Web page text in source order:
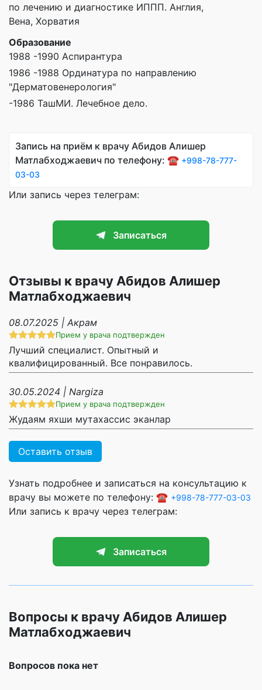
по лечению и диагностике ИППП. Англия,
Вена, Хорватия
Образование
1988 -1990 Аспирантура
1986 -1988 Ординатура по направлению
"Дерматовенерология"
-1986 ТашМИ. Лечебное дело.
Запись на приём к врачу Абидов Алишер
Матлабходжаевич по телефону: ☎️ +998-78-777-
03-03
Или запись через телеграм:
Записаться
Отзывы к врачу Абидов Алишер
Матлабходжаевич
08.07.2025 | Акрам
Прием у врача подтвержден
Лучший специалист. Опытный и
квалифицированный. Все понравилось.
30.05.2024 | Nargiza
Прием у врача подтвержден
Жудаям яхши мутахассис эканлар
Оставить отзыв
Узнать подробнее и записаться на консультацию к
врачу вы можете по телефону: ☎️ +998-78-777-03-03
Или запись к врачу через телеграм:
Записаться
Вопросы к врачу Абидов Алишер
Матлабходжаевич
Вопросов пока нет